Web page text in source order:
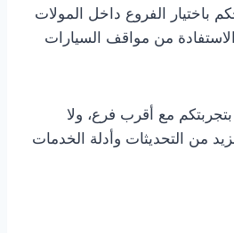
باختيار الفروع داخل المولات
من مواقف السيارات
مع أقرب فرع، ولا
من التحديثات وأدلة الخدمات